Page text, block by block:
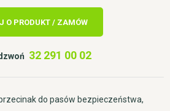
O PRODUKT / ZAMÓW
32 291 00 02
do pasów bezpieczeństwa,